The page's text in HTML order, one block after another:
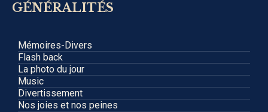
GÉNÉRALITÉS
Mémoires-Divers
Flash back
La photo du jour
Music
Divertissement
Nos joies et nos peines